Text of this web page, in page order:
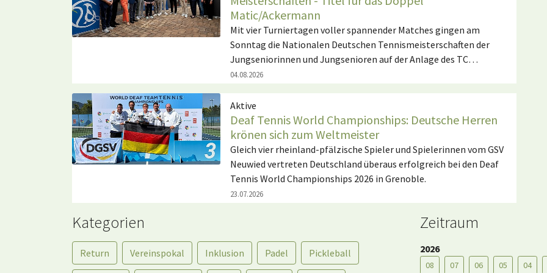
Matic/Ackermann
Mit vier Turniertagen voller spannender Matches gingen am
Sonntag die Nationalen Deutschen Tennismeisterschaften der
Jungseniorinnen und Jungsenioren auf der Anlage des TC…
04.08.2026
Aktive
Deaf Tennis World Championships: Deutsche Herren
krönen sich zum Weltmeister
Gleich vier rheinland-pfälzische Spieler und Spielerinnen vom GSV
Neuwied vertreten Deutschland überaus erfolgreich bei den Deaf
Tennis World Championships 2026 in Grenoble.
23.07.2026
Kategorien
Return Vereinspokal Inklusion Padel Pickleball
Zeitraum
2026
08 07 06 05 04